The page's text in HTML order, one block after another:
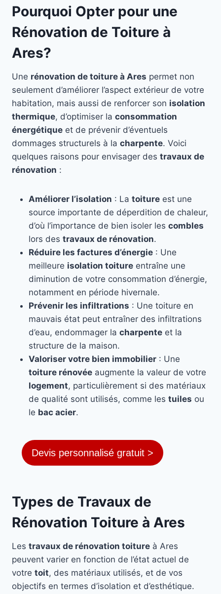
Pourquoi Opter pour une
Rénovation de Toiture à
Ares?
Une rénovation de toiture à Ares permet non
seulement d’améliorer l’aspect extérieur de votre
habitation, mais aussi de renforcer son isolation
thermique, d’optimiser la consommation
énergétique et de prévenir d’éventuels
dommages structurels à la charpente. Voici
quelques raisons pour envisager des travaux de
rénovation :
Améliorer l’isolation : La toiture est une
source importante de déperdition de chaleur,
d’où l’importance de bien isoler les combles
lors des travaux de rénovation.
Réduire les factures d’énergie : Une
meilleure isolation toiture entraîne une
diminution de votre consommation d’énergie,
notamment en période hivernale.
Prévenir les infiltrations : Une toiture en
mauvais état peut entraîner des infiltrations
d’eau, endommager la charpente et la
structure de la maison.
Valoriser votre bien immobilier : Une
toiture rénovée augmente la valeur de votre
logement, particulièrement si des matériaux
de qualité sont utilisés, comme les tuiles ou
le bac acier.
Devis personnalisé gratuit >
Types de Travaux de
Rénovation Toiture à Ares
Les travaux de rénovation toiture à Ares
peuvent varier en fonction de l’état actuel de
votre toit, des matériaux utilisés, et de vos
objectifs en termes d’isolation et d’esthétique.